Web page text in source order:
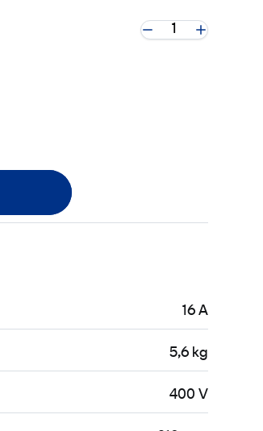
16 A
5,6 kg
400 V